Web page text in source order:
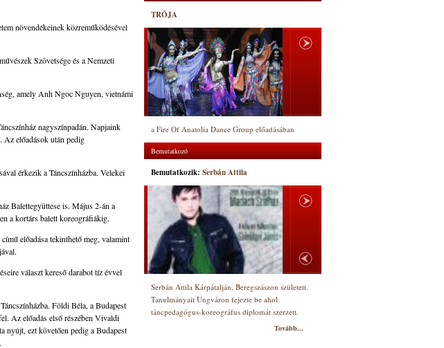
növendékeinek közreműködésével
Szövetsége és a Nemzeti
amely Anh Ngoc Nguyen, vietnámi
nagyszínpadán. Napjaink
Az előadások után pedig
érkezik a Táncszínházba. Velekei
Balettegyüttese is. Május 2-án a
a kortárs balett koreográfiákig.
előadása tekinthető meg, valamint
választ kereső darabot tíz évvel
Földi Béla, a Budapest
Az előadás első részében Vivaldi
nyújt, ezt követően pedig a Budapest
TRÓJA
a Fire Of Anatolia Dance Group előadásában
Bemutatkozó
Bemutatkozik: Serbán Attila
Serbán Attila Kárpátalján, Beregszászon született.
Tanulmányait Ungváron fejezte be ahol
táncpedagógus-koreográfus diplomát szerzett.
Tovább...